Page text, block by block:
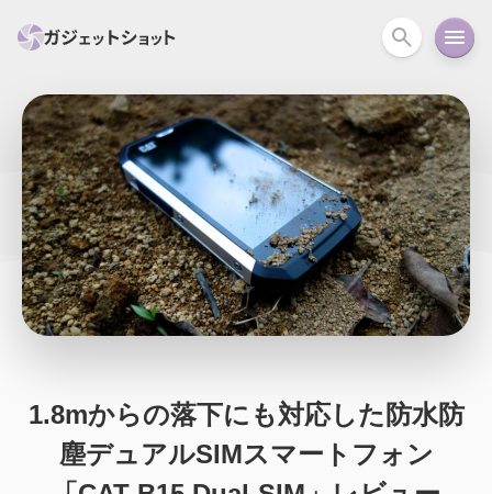
すべて スマホ PC関連 カメラ ウェアラ
セール情報 スマートホーム アクションカメラ カメラ
回線 iPhone iPad Mac Android コラム
ガイド ニュース オーディオ 周辺機器
1.8mからの落下にも対応した防水防
塵デュアルSIMスマートフォン